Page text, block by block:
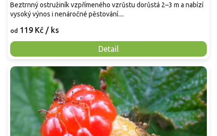
od 119 Kč / ks
Detail
Beztrnný ostružiník vzpřímeného vzrůstu dorůstá 2–3 m a nabízí
vysoký výnos i nenáročné pěstování....